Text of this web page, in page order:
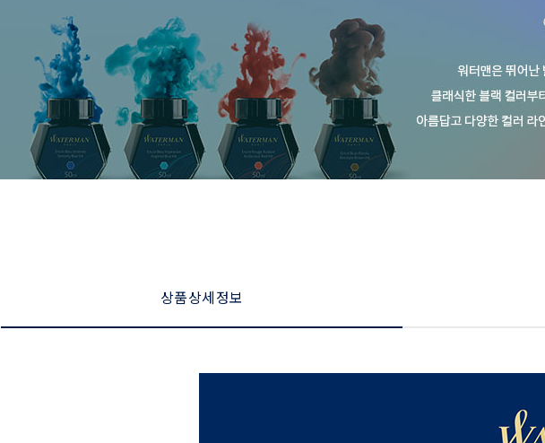
상품 상세 정보